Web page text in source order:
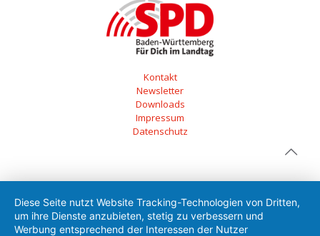
Kontakt
Newsletter
Downloads
Impressum
Datenschutz
Diese Seite nutzt Website Tracking-Technologien von Dritten,
um ihre Dienste anzubieten, stetig zu verbessern und
Werbung entsprechend der Interessen der Nutzer